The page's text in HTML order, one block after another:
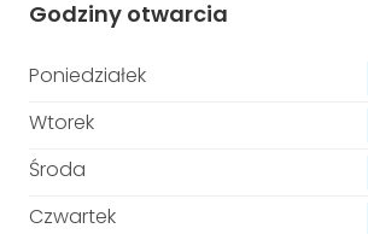
Godziny otwarcia
Poniedziałek
Wtorek
Środa
Czwartek